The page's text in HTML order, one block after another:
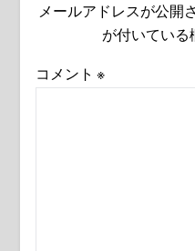
メールアドレスが公開
が付いている
コメント ※